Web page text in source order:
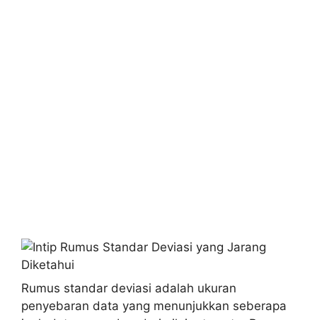
Rumus standar deviasi adalah ukuran
penyebaran data yang menunjukkan seberapa